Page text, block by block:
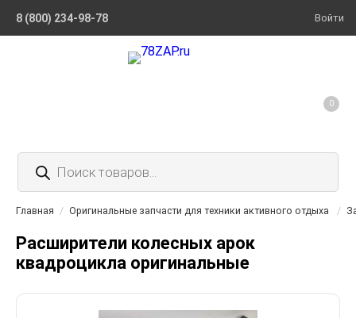
8 (800) 234-98-78 Войти
Поиск
товаров
0
Главная / Оригинальные запчасти для техники активного отдыха /
Расширители колесных арок
квадроцикла оригинальные